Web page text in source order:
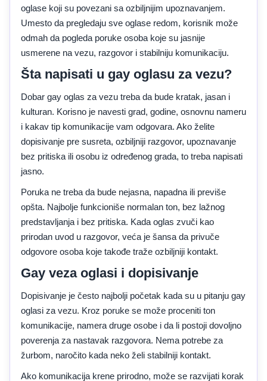
oglase koji su povezani sa ozbiljnijim upoznavanjem.
Umesto da pregledaju sve oglase redom, korisnik može
odmah da pogleda poruke osoba koje su jasnije
usmerene na vezu, razgovor i stabilniju komunikaciju.
Šta napisati u gay oglasu za vezu?
Dobar gay oglas za vezu treba da bude kratak, jasan i
kulturan. Korisno je navesti grad, godine, osnovnu nameru
i kakav tip komunikacije vam odgovara. Ako želite
dopisivanje pre susreta, ozbiljniji razgovor, upoznavanje
bez pritiska ili osobu iz određenog grada, to treba napisati
jasno.
Poruka ne treba da bude nejasna, napadna ili previše
opšta. Najbolje funkcioniše normalan ton, bez lažnog
predstavljanja i bez pritiska. Kada oglas zvuči kao
prirodan uvod u razgovor, veća je šansa da privuče
odgovore osoba koje takođe traže ozbiljniji kontakt.
Gay veza oglasi i dopisivanje
Dopisivanje je često najbolji početak kada su u pitanju gay
oglasi za vezu. Kroz poruke se može proceniti ton
komunikacije, namera druge osobe i da li postoji dovoljno
poverenja za nastavak razgovora. Nema potrebe za
žurbom, naročito kada neko želi stabilniji kontakt.
Ako komunikacija krene prirodno, može se razvijati korak